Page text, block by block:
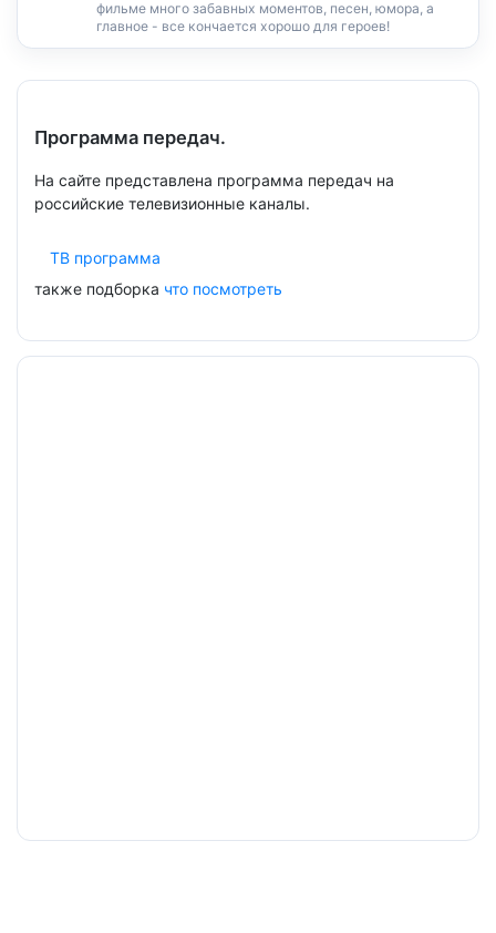
фильме много забавных моментов, песен, юмора, а
главное - все кончается хорошо для героев!
Программа передач.
На сайте представлена программа передач на
российские телевизионные каналы.
ТВ программа
также подборка что посмотреть